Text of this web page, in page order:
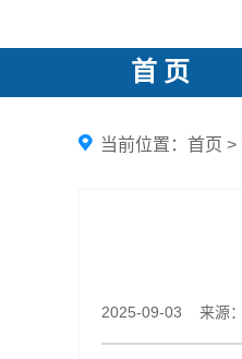
首 页
当前位置： 首页 >
2025-09-03 来源